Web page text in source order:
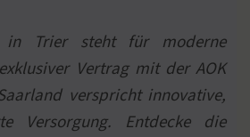
in Trier steht für moderne
Vertrag mit der AOK
verspricht innovative,
Versorgung. Entdecke die